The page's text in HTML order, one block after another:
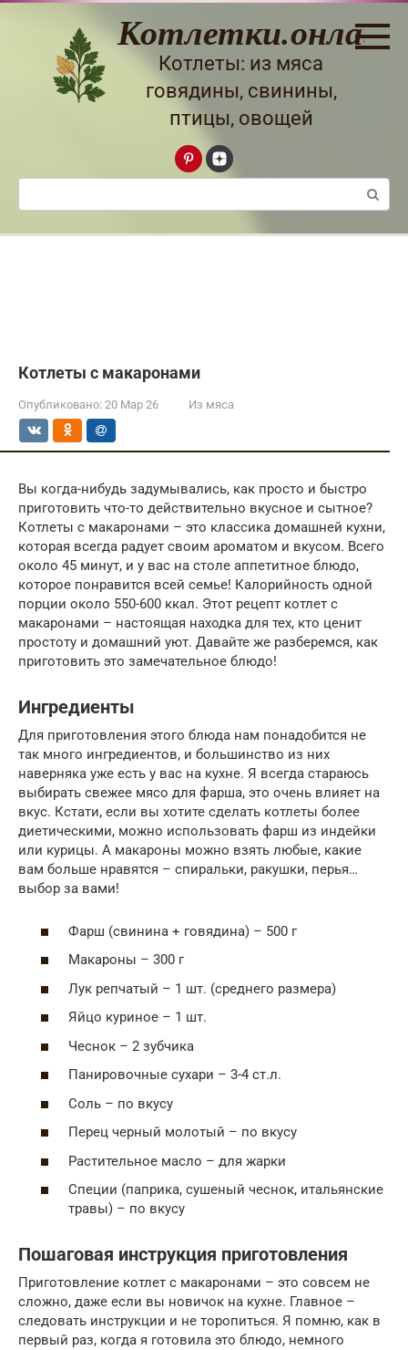
Перейти
Котлетки.онлайн
Котлеты: из мяса
говядины, свинины,
птицы, овощей
Поиск:
Котлеты с макаронами
Опубликовано: 20 Мар 26 Из мяса
Вы когда-нибудь задумывались, как просто и быстро
приготовить что-то действительно вкусное и сытное?
Котлеты с макаронами – это классика домашней кухни,
которая всегда радует своим ароматом и вкусом. Всего
около 45 минут, и у вас на столе аппетитное блюдо,
которое понравится всей семье! Калорийность одной
порции около 550-600 ккал. Этот рецепт котлет с
макаронами – настоящая находка для тех, кто ценит
простоту и домашний уют. Давайте же разберемся, как
приготовить это замечательное блюдо!
Ингредиенты
Для приготовления этого блюда нам понадобится не
так много ингредиентов, и большинство из них
наверняка уже есть у вас на кухне. Я всегда стараюсь
выбирать свежее мясо для фарша, это очень влияет на
вкус. Кстати, если вы хотите сделать котлеты более
диетическими, можно использовать фарш из индейки
или курицы. А макароны можно взять любые, какие
вам больше нравятся – спиральки, ракушки, перья…
выбор за вами!
Фарш (свинина + говядина) – 500 г
Макароны – 300 г
Лук репчатый – 1 шт. (среднего размера)
Яйцо куриное – 1 шт.
Чеснок – 2 зубчика
Панировочные сухари – 3-4 ст.л.
Соль – по вкусу
Перец черный молотый – по вкусу
Растительное масло – для жарки
Специи (паприка, сушеный чеснок, итальянские
травы) – по вкусу
Пошаговая инструкция приготовления
Приготовление котлет с макаронами – это совсем не
сложно, даже если вы новичок на кухне. Главное –
следовать инструкции и не торопиться. Я помню, как в
первый раз, когда я готовила это блюдо, немного